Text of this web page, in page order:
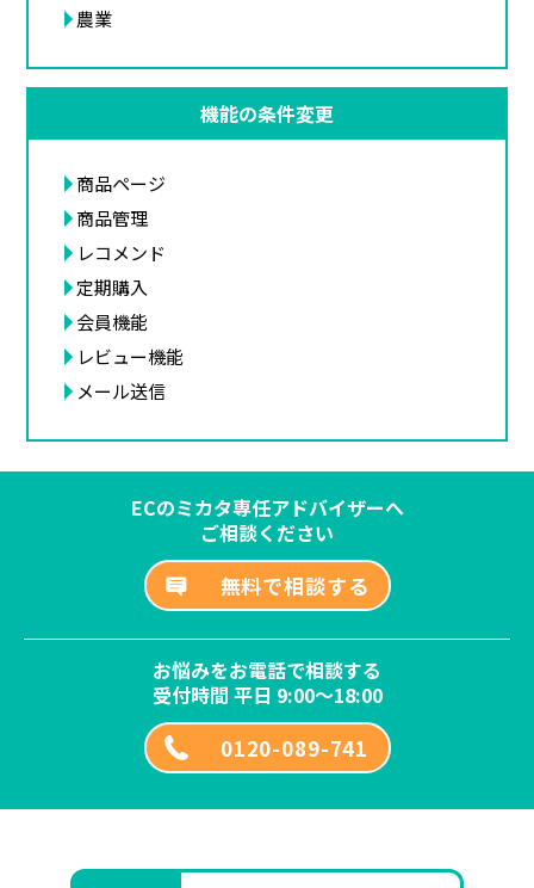
農業
機能の条件変更
商品ページ
商品管理
レコメンド
定期購入
会員機能
レビュー機能
メール送信
ECのミカタ専任アドバイザーへ
ご相談ください
無料で相談する
お悩みをお電話で相談する
受付時間 平日 9:00～18:00
0120-089-741